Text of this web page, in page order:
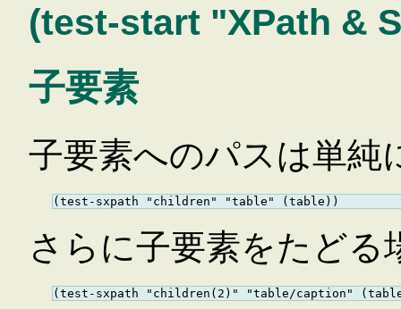
(test-start "XPath &
子要素
子要素へのパスは単純
さらに子要素をたど